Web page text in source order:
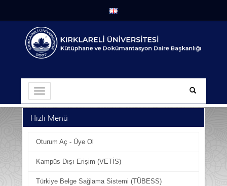
Hızlı Menü
Oturum Aç - Üye Ol
Kampüs Dışı Erişim (VETİS)
Türkiye Belge Sağlama Sistemi (TÜBESS)